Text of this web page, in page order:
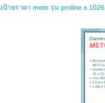
ป้ายราคา meto รุ่น proline s 1026